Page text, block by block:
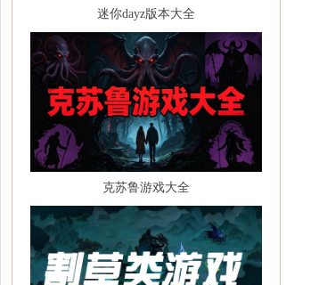
迷你dayz版本大全
克苏鲁游戏大全